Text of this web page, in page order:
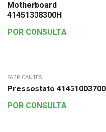
Motherboard
41451308300H
POR CONSULTA
FABRICANTES
Pressostato 41451003700
POR CONSULTA